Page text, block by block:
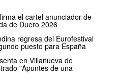
el cartel anunciador de
de Duero 2026
regresa del Eurofestival
puesto para España
en Villanueva de
"Apuntes de una